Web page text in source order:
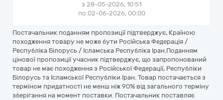
з 28-05-2026, 10:51
по 02-06-2026, 00:00
Постачальник поданням пропозиції підтверджує, Країною
походження товару не може бути Російська Федерація /
Республіка Білорусь / Ісламська Республіка Іран.Поданням
цінової пропозиції учасник підтверджує, що запропонований
товар не має походження з Російської Федерації, Республіки
Білорусь та Ісламської Республіки Іран. Товар постачається з
терміном придатності не менш ніж 90% від загального терміну
зберігання на момент поставки. Постачальник поставляє